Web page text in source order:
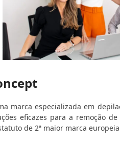
marca especializada em
eficazes para a remoção
de 2ª maior marca